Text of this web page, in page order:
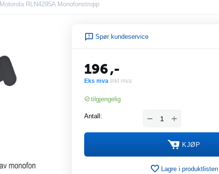
Motorola RLN4295A Monofonstropp
Spør kundeservice
196,-
Eks mva Inkl mva
tilgjengelig
Antall: +
−
KJØP
Lagre i produktlisten